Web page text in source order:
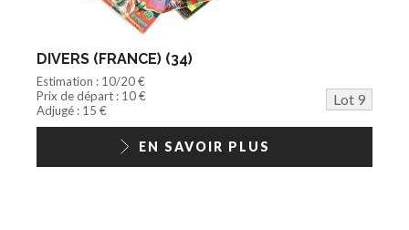
DIVERS (FRANCE) (34)
Estimation : 10/20 €
Prix de départ : 10 €
Lot 9
Adjugé : 15 €
EN SAVOIR PLUS